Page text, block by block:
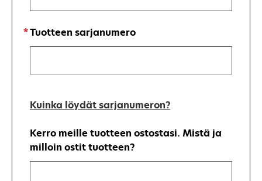
Tuotteen sarjanumero
Kuinka löydät sarjanumeron?
Kerro meille tuotteen ostostasi. Mistä ja
milloin ostit tuotteen?